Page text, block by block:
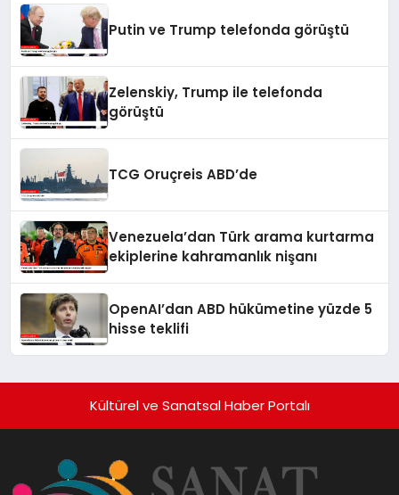
Putin ve Trump telefonda görüştü
Zelenskiy, Trump ile telefonda
görüştü
TCG Oruçreis ABD’de
Venezuela’dan Türk arama kurtarma
ekiplerine kahramanlık nişanı
OpenAI’dan ABD hükümetine yüzde 5
hisse teklifi
Kültürel ve Sanatsal Haber Portalı